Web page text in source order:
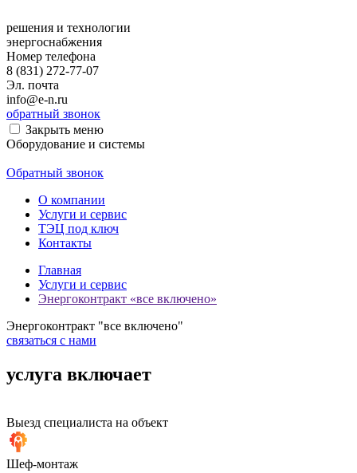
решения и технологии
энергоснабжения
Номер телефона
8 (831) 272-77-07
Эл. почта
info@e-n.ru
обратный звонок
Закрыть меню
Оборудование и системы
Обратный звонок
О компании
Услуги и сервис
ТЭЦ под ключ
Контакты
Главная
Услуги и сервис
Энергоконтракт «все включено»
Энергоконтракт "все включено"
связаться с нами
услуга включает
Выезд специалиста на объект
Шеф-монтаж